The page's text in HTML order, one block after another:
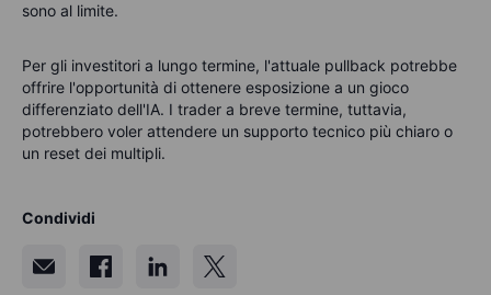
sono al limite.
Per gli investitori a lungo termine, l'attuale pullback potrebbe
offrire l'opportunità di ottenere esposizione a un gioco
differenziato dell'IA. I trader a breve termine, tuttavia,
potrebbero voler attendere un supporto tecnico più chiaro o
un reset dei multipli.
Condividi